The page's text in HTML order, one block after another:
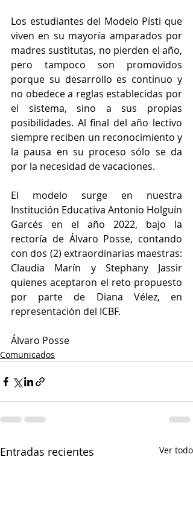
Los estudiantes del Modelo Písti que
viven en su mayoría amparados por
madres sustitutas, no pierden el año,
pero tampoco son promovidos
porque su desarrollo es continuo y
no obedece a reglas establecidas por
el sistema, sino a sus propias
posibilidades. Al final del año lectivo
siempre reciben un reconocimiento y
la pausa en su proceso sólo se da
por la necesidad de vacaciones.
El modelo surge en nuestra
Institución Educativa Antonio Holguín
Garcés en el año 2022, bajo la
rectoría de Álvaro Posse, contando
con dos (2) extraordinarias maestras:
Claudia Marín y Stephany Jassir
quienes aceptaron el reto propuesto
por parte de Diana Vélez, en
representación del ICBF.
Álvaro Posse
Comunicados
Entradas recientes Ver todo